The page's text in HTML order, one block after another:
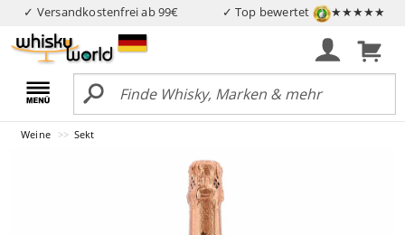
✓ Versandkostenfrei ab 99€ ✓ Top bewertet ★★★★★
Weine Sekt